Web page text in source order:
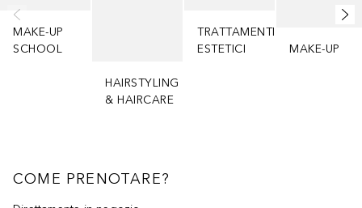
MAKE-UP
SCHOOL
HAIRSTYLING
& HAIRCARE
TRATTAMENTI
ESTETICI
MAKE-UP
COME PRENOTARE?